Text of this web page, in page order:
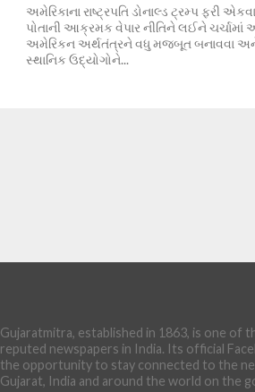
અમેરિકાના રાષ્ટ્રપતિ ડોનાલ્ડ ટ્રમ્પ ફરી
પોતાની આક્રમક વેપાર નીતિને લઈને ચર્ચામાં
અમેરિકન અર્થતંત્રને વધુ મજબૂત બનાવવા
સ્થાનિક ઉદ્યોગોને...
Gujaratmitra, established in 1863, is one of
reputed newspapers in India. Its official
the opportunity to stay connected to the
Gujarat, India and around the world on the